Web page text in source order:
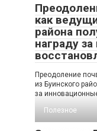
как
района
награду
Преодоление
из Буинского
за
Полезное